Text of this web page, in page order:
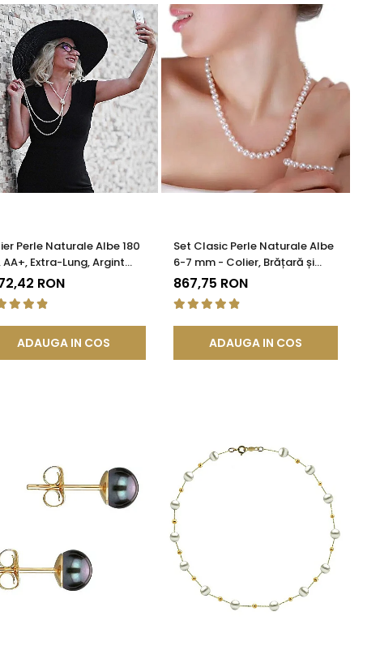
Perle Naturale Albe 180
AA+, Extra-Lung, Argint
KASKADDA®
RON
ADAUGA IN COS
Set Clasic Perle Naturale Albe
6-7 mm - Colier, Brățară și
Cercei, Argint 925 | KASKADDA®
867,75 RON
ADAUGA IN COS